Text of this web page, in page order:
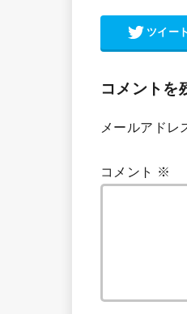
ツイート
コメントを
メールアドレ
コメント ※